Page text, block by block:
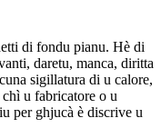
di fondu pianu. Hè di
daretu, manca, diritta
sigillatura di u calore,
u fabricatore o u
per ghjucà è discrive u